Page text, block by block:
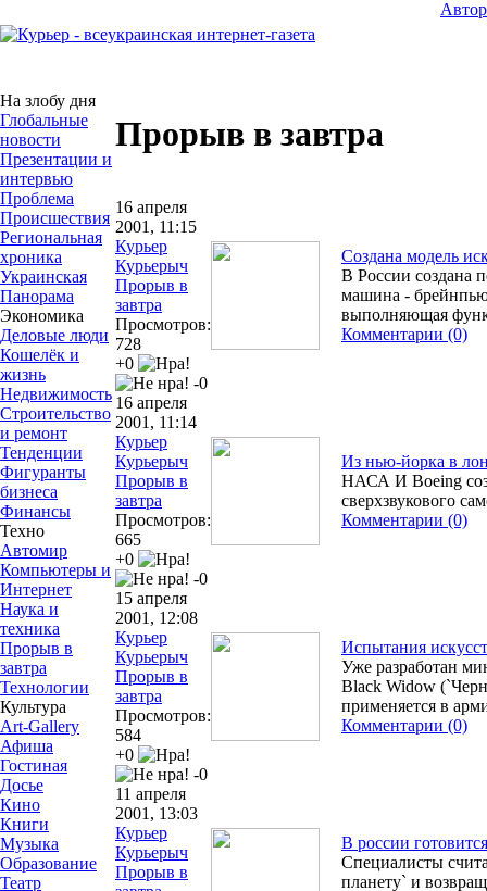
На злобу дня
Глобальные
новости
Презентации и
интервью
Проблема
Происшествия
Региональная
хроника
Украинская
Панорама
Экономика
Деловые люди
Кошелёк и
жизнь
Недвижимость
Строительство
и ремонт
Тенденции
Фигуранты
бизнеса
Финансы
Техно
Автомир
Компьютеры и
Интернет
Наука и
техника
Прорыв в
завтра
Технологии
Культура
Art-Gallery
Афиша
Гостиная
Досье
Кино
Книги
Музыка
Образование
Театр
Прорыв в завтра
16 апреля
2001, 11:15
Курьер
Курьерыч
Прорыв в
завтра
Просмотров:
728
+0
-0
Создана модель
В России создана
машина -
выполняющая
Комментарии (0)
16 апреля
2001, 11:14
Курьер
Курьерыч
Прорыв в
завтра
Просмотров:
665
+0
-0
Из нью-йорка в
НАСА И Boeing
сверхзвукового
Комментарии (0)
15 апреля
2001, 12:08
Курьер
Курьерыч
Прорыв в
завтра
Просмотров:
584
+0
-0
Испытания
Уже разработан
Black Widow
применяется в
Комментарии (0)
11 апреля
2001, 13:03
Курьер
Курьерыч
Прорыв в
В россии
Специалисты
планету` и